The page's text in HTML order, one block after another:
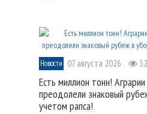
Новости 07 августа 2026 32
Есть миллион тонн!
преодолели знаковый
учетом рапса!